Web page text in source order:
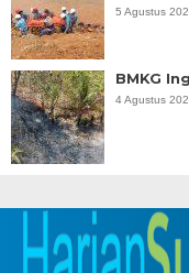
5 Agustus
BMKG
4 Agustus